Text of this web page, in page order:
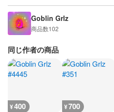
Goblin Grlz
商品数102
同じ作者の商品
¥400 ¥700